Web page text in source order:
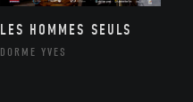
LES HOMMES SEULS
DORME YVES